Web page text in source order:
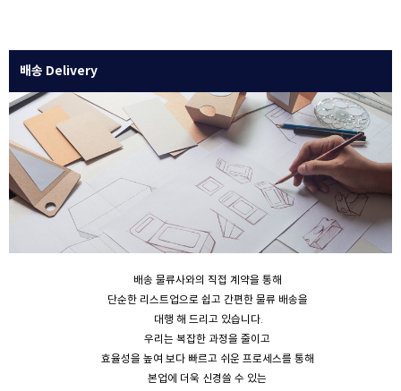
배송 Delivery
배송 물류사와의 직접 계약을 통해
단순한 리스트업으로 쉽고 간편한 물류 배송을
대행 해 드리고 있습니다.
우리는 복잡한 과정을 줄이고
효율성을 높여 보다 빠르고 쉬운 프로세스를 통해
본업에 더욱 신경쓸 수 있는